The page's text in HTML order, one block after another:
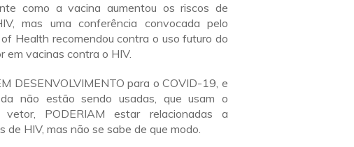
como a vacina aumentou os riscos de
mas uma conferência convocada pelo
Health recomendou contra o uso futuro do
em vacinas contra o HIV.
DESENVOLVIMENTO para o COVID-19, e
não estão sendo usadas, que usam o
vetor, PODERIAM estar relacionadas a
de HIV, mas não se sabe de que modo.